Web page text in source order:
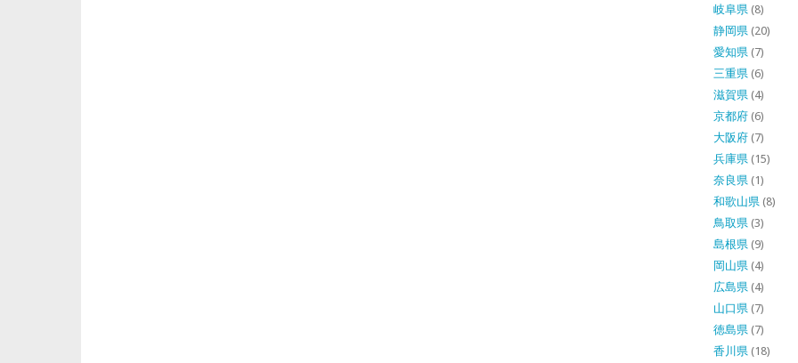
岐阜県(8)
静岡県(20)
愛知県(7)
三重県(6)
滋賀県(4)
京都府(6)
大阪府(7)
兵庫県(15)
奈良県(1)
和歌山県(8)
鳥取県(3)
島根県(9)
岡山県(4)
広島県(4)
山口県(7)
徳島県(7)
香川県(18)